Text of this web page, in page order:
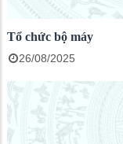
Tổ chức bộ máy
26/08/2025